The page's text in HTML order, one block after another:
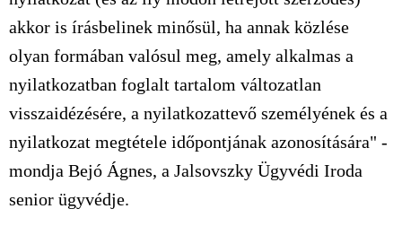
akkor is írásbelinek minősül, ha annak közlése
olyan formában valósul meg, amely alkalmas a
nyilatkozatban foglalt tartalom változatlan
visszaidézésére, a nyilatkozattevő személyének és a
nyilatkozat megtétele időpontjának azonosítására" -
mondja Bejó Ágnes, a Jalsovszky Ügyvédi Iroda
senior ügyvédje.